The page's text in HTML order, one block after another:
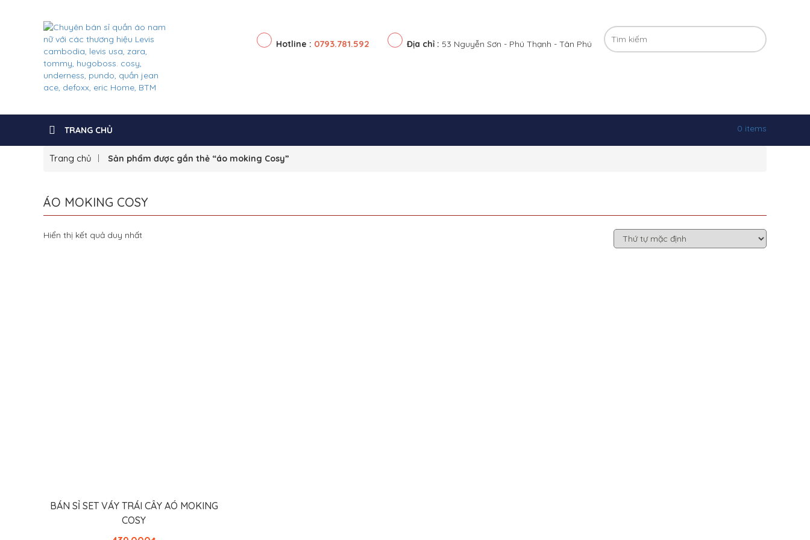
Hotline : 0793.781.592 Địa chỉ : 53 Nguyễn Sơn - Phú Thạnh - Tân Phú
TRANG CHỦ 0 items
Trang chủ Sản phẩm được gắn thẻ “áo moking Cosy”
ÁO MOKING COSY
Hiển thị kết quả duy nhất
THÊM VÀO GIỎ HÀNG
BÁN SỈ SET VÁY TRÁI CÂY AÓ MOKING
COSY